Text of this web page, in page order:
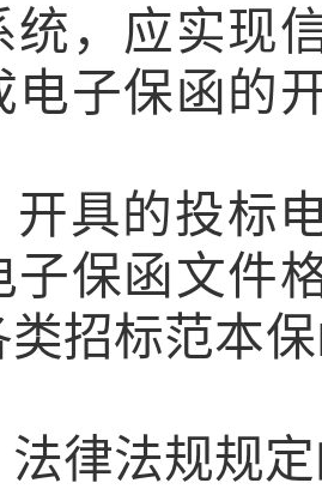
统，应实现
电子保函的
开具的投标
子保函文件
类招标范本
法律法规规